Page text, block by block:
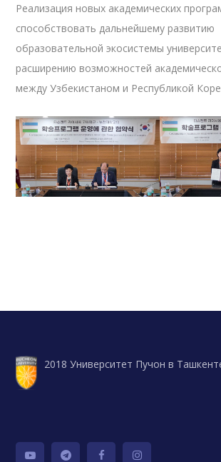
Реализация новых академических
способствовать дальнейшему развитию
образовательной экосистемы
расширению возможностей
между Узбекистаном и Республикой
2018 Университет Пучон в